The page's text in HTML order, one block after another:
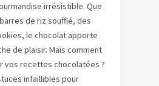
irrésistible. Que
de riz soufflé, des
le chocolat apporte
de plaisir. Mais comment
vos recettes chocolatées ?
infaillibles pour